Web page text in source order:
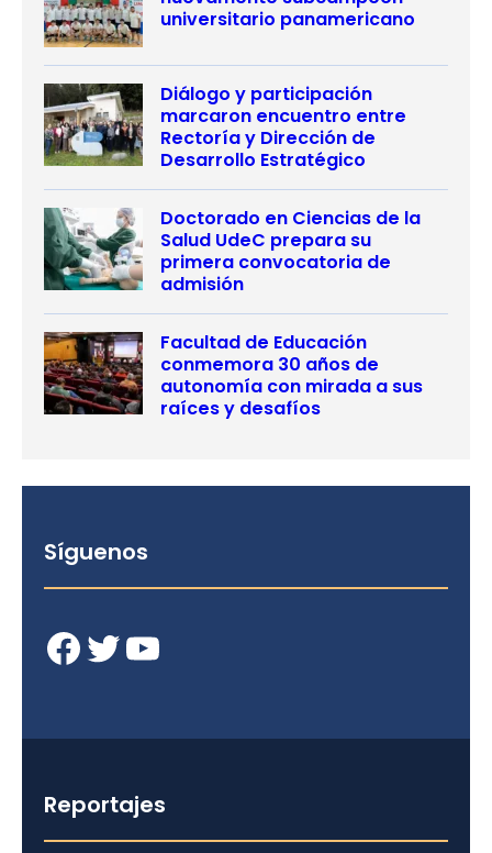
universitario panamericano
Diálogo y participación
marcaron encuentro entre
Rectoría y Dirección de
Desarrollo Estratégico
Doctorado en Ciencias de la
Salud UdeC prepara su
primera convocatoria de
admisión
Facultad de Educación
conmemora 30 años de
autonomía con mirada a sus
raíces y desafíos
Síguenos
Facebook Twitter YouTube
Reportajes